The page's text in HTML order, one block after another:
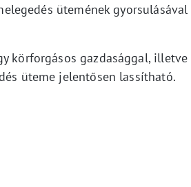
ütemének gyorsulásával
körforgásos gazdasággal, illetve
üteme jelentősen lassítható.